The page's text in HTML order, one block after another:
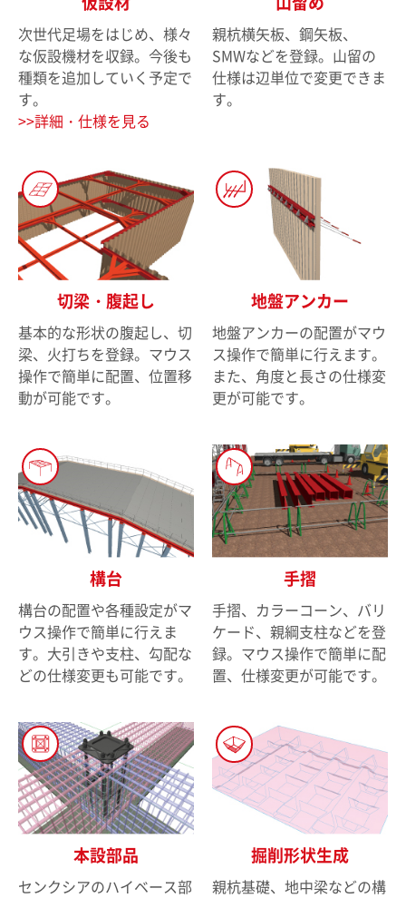
次世代足場をはじめ、様々
な仮設機材を収録。今後も
種類を追加していく予定で
す。
詳細・仕様を見る
親杭横矢板、鋼矢板、
SMWなどを登録。山留の
仕様は辺単位で変更できま
す。
切梁・腹起し
基本的な形状の腹起し、切
梁、火打ちを登録。マウス
操作で簡単に配置、位置移
動が可能です。
地盤アンカー
地盤アンカーの配置がマウ
ス操作で簡単に行えます。
また、角度と長さの仕様変
更が可能です。
構台
構台の配置や各種設定がマ
ウス操作で簡単に行えま
す。大引きや支柱、勾配な
どの仕様変更も可能です。
手摺
手摺、カラーコーン、バリ
ケード、親綱支柱などを登
録。マウス操作で簡単に配
置、仕様変更が可能です。
本設部品
センクシアのハイベース部
掘削形状生成
親杭基礎、地中梁などの構